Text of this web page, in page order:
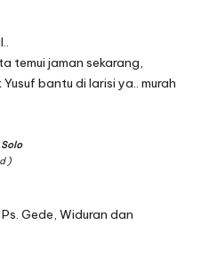
temui jaman sekarang,
bantu di larisi ya.. murah
Solo
)
Gede, Widuran dan